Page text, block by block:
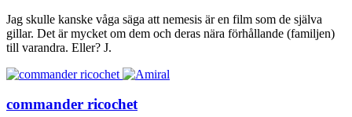
Jag skulle kanske våga säga att nemesis är en film som de själva
gillar. Det är mycket om dem och deras nära förhållande (familjen)
till varandra. Eller? J.
commander ricochet